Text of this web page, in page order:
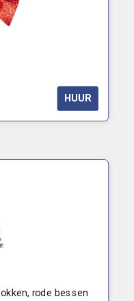
HUUR
rode bessen